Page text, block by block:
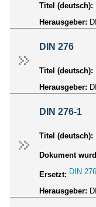
Titel (deutsch):
Herausgeber:
DIN 276
Titel (deutsch):
Herausgeber:
DIN 276-1
Titel (deutsch):
Dokument
Ersetzt: DIN
Herausgeber: